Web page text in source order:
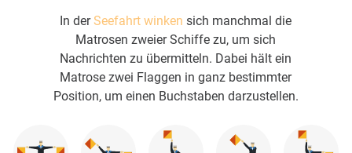
In derSeefahrt winken sich manchmal die
Matrosen zweier Schiffe zu, um sich
Nachrichten zu übermitteln. Dabei hält ein
Matrose zwei Flaggen in ganz bestimmter
Position, um einen Buchstaben darzustellen.